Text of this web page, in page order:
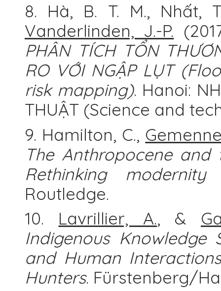
8. Hà, B. T. M., Nhất,
Vanderlinden, J.-P.
PHÂN TÍCH TỔN
RO VỚI NGẬP LỤT
risk mapping). Hanoi:
THUẬT (Science and
9. Hamilton, C.,
The Anthropocene
Rethinking
Routledge.
10. Lavrillier, A., &
Indigenous Knowledge
and Human
Hunters. Fürstenberg/